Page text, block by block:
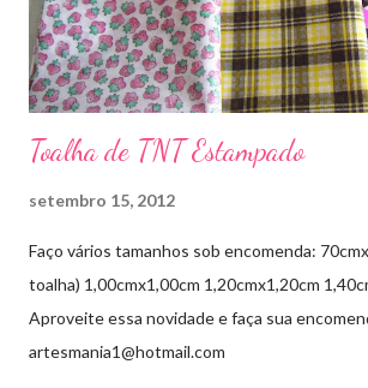
Toalha de TNT Estampado
setembro 15, 2012
Faço vários tamanhos sob encomenda:
toalha) 1,00cmx1,00cm 1,20cmx1,20cm
Aproveite essa novidade e faça sua
artesmania1@hotmail.com